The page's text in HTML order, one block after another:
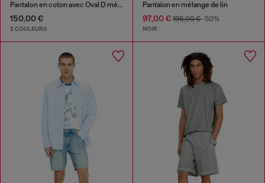
Pantalon en coton avec Oval D métallique
150,00 €
2 COULEURS
Pantalon en mélange de lin
97,00 €195,00 €-50%
NOIR